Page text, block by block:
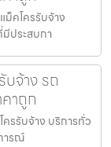
ม็คโครรับจ้าง
ประสบกา
จ้าง รถ
าถูก
ครรับจ้าง บริการทั่ว
ารณ์